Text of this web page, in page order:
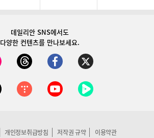
데일리안 SNS에서도
다양한 컨텐츠를 만나보세요.
개인정보취급방침 저작권 규약 이용약관